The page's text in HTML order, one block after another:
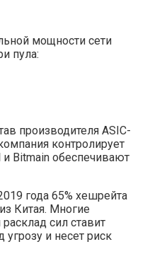
мощности сети
пула:
производителя ASIC-
контролирует
и Bitmain обеспечивают
года 65% хешрейта
Китая. Многие
сил ставит
и несет риск